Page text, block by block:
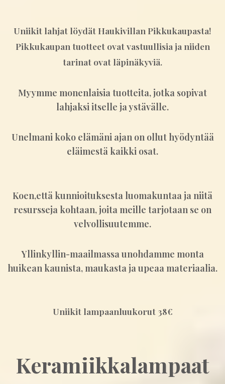
Uniikit lahjat löydät Haukivillan Pikkukaupasta!
Pikkukaupan tuotteet ovat vastuullisia ja niiden
tarinat ovat läpinäkyviä.
Myymme monenlaisia tuotteita, jotka sopivat
lahjaksi itselle ja ystävälle.
Unelmani koko elämäni ajan on ollut hyödyntää
eläimestä kaikki osat.
Koen,että kunnioituksesta luomakuntaa ja niitä
resursseja kohtaan, joita meille tarjotaan se on
velvollisuutemme.
Yllinkyllin-maailmassa unohdamme monta
huikean kaunista, maukasta ja upeaa materiaalia.
Uniikit lampaanluukorut 38€
Keramiikkalampaat